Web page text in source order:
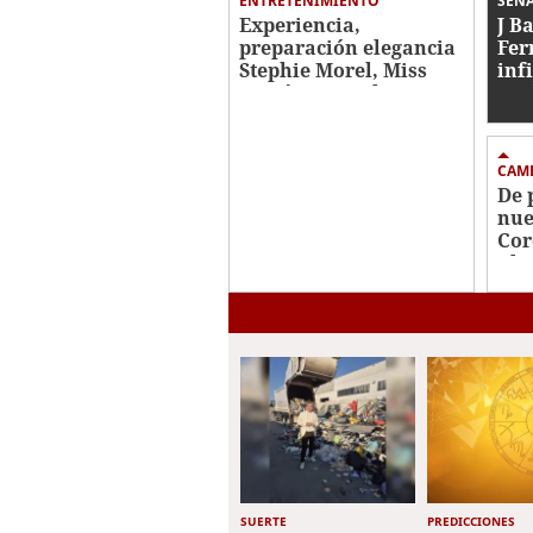
Experiencia,
preparación elegancia
Stephie Morel, Miss
Cortés va por la
J
De
SUERTE PREDICCIONES